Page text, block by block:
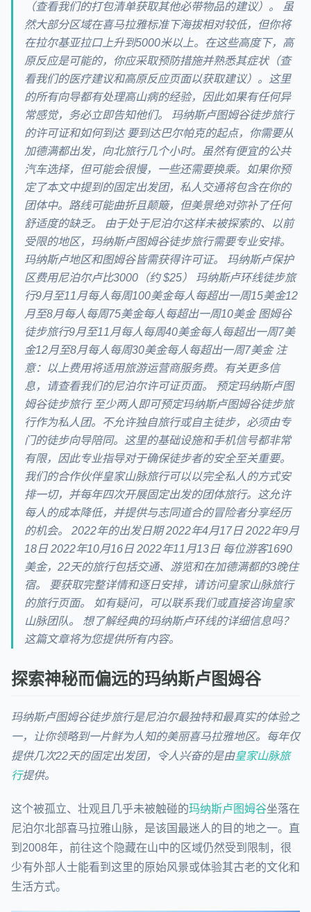
（查看我们的打包清单获取其他必带物品的建议）。 虽
然大部分区域在喜马拉雅标准下海拔相对较低，但你将
在拉尔基亚拉口上升到5000米以上。在这些高度下，高
原反应是可能的，你应采取预防措施并熟悉其症状（查
看我们的医疗建议和高原反应页面以获取建议）。这里
的所有向导都有处理高山病的经验，因此如果有任何异
常感觉，务必立即告知他们。 玛纳斯卢图姆谷徒步旅行
的许可证和如何到达 要到达巴尔帕克的起点，你需要从
加德满都出发，向北旅行几个小时。虽然有便宜的公共
汽车选择，但可能会很慢，一些还需要换乘。如果你预
定了本文中提到的固定出发团，私人交通将包含在你的
团体中。路线可能曲折且颠簸，但美景绝对弥补了任何
舒适度的缺乏。 由于处于尼泊尔这样未被探索的、以前
受限的地区，玛纳斯卢图姆谷徒步旅行需要专业安排。
玛纳斯卢地区和图姆谷皆需获得许可证。 玛纳斯卢保护
区费用尼泊尔卢比3000（约 $25） 玛纳斯卢环线徒步旅
行9月至11月每人每周100美金每人每超出一周15美金12
月至8月每人每周75美金每人每超出一周10美金 图姆谷
徒步旅行9月至11月每人每周40美金每人每超出一周7美
金12月至8月每人每周30美金每人每超出一周7美金 注
意：以上费用将适用旅游运营商服务费。有关更多信
息，请查看我们的尼泊尔许可证页面。 预定玛纳斯卢图
姆谷徒步旅行 至少两人即可预定玛纳斯卢图姆谷徒步旅
行作为私人团。不允许独自旅行或自主徒步，必须由专
门的徒步向导陪同。这里的基础设施和手机信号都非常
有限，因此专业指导对于确保徒步者的安全至关重要。
我们的合作伙伴皇家山脉旅行可以以完全私人的方式安
排一切，并每年四次开展固定出发的团体旅行。这允许
每人的成本降低，并提供与志同道合的冒险者分享经历
的机会。 2022年的出发日期 2022年4月17日 2022年9月
18日 2022年10月16日 2022年11月13日 每位游客1690
美金，22天的旅行包括交通、游览和在加德满都的3晚住
宿。 要获取完整详情和逐日安排，请访问皇家山脉旅行
的旅行页面。 如有疑问，可以联系我们或直接咨询皇家
山脉团队。 想了解经典的玛纳斯卢环线的详细信息吗？
这篇文章将为您提供所有内容。
探索神秘而偏远的玛纳斯卢图姆谷
玛纳斯卢图姆谷徒步旅行是尼泊尔最独特和最真实的体验之
一，让你领略到一片鲜为人知的美丽喜马拉雅地区。每年仅
提供几次22天的固定出发团，令人兴奋的是由皇家山脉旅
行提供。
这个被孤立、壮观且几乎未被触碰的玛纳斯卢图姆谷坐落在
尼泊尔北部喜马拉雅山脉，是该国最迷人的目的地之一。直
到2008年，前往这个隐藏在山中的区域仍然受到限制，很
少有外部人士能看到这里的原始风景或体验其古老的文化和
生活方式。